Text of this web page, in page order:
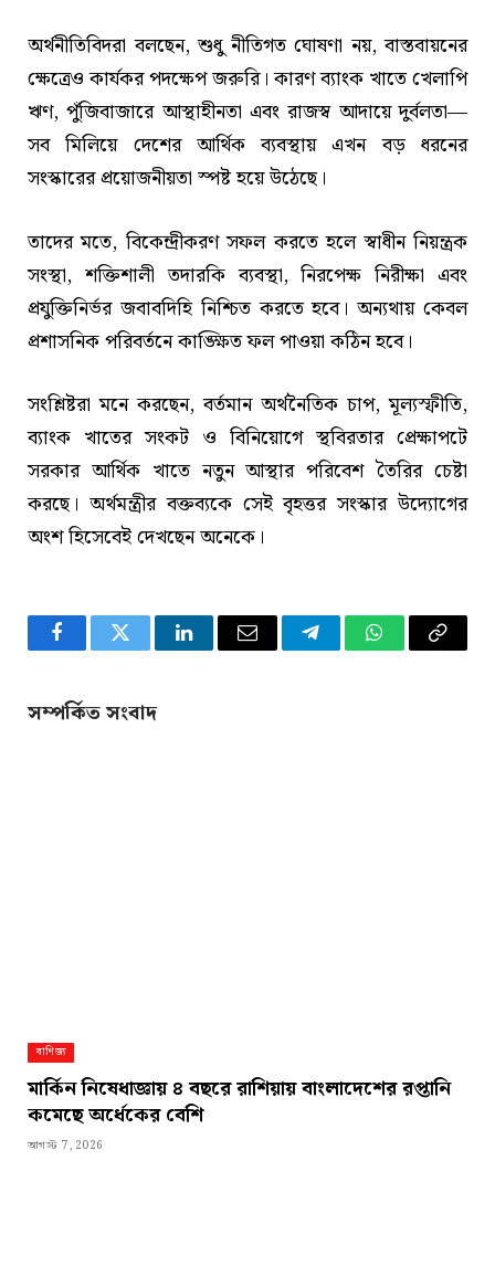
অর্থনীতিবিদরা বলছেন, শুধু নীতিগত ঘোষণা নয়, বাস্তবায়নের
ক্ষেত্রেও কার্যকর পদক্ষেপ জরুরি। কারণ ব্যাংক খাতে খেলাপি
ঋণ, পুঁজিবাজারে আস্থাহীনতা এবং রাজস্ব আদায়ে দুর্বলতা—
সব মিলিয়ে দেশের আর্থিক ব্যবস্থায় এখন বড় ধরনের
সংস্কারের প্রয়োজনীয়তা স্পষ্ট হয়ে উঠেছে।
তাদের মতে, বিকেন্দ্রীকরণ সফল করতে হলে স্বাধীন নিয়ন্ত্রক
সংস্থা, শক্তিশালী তদারকি ব্যবস্থা, নিরপেক্ষ নিরীক্ষা এবং
প্রযুক্তিনির্ভর জবাবদিহি নিশ্চিত করতে হবে। অন্যথায় কেবল
প্রশাসনিক পরিবর্তনে কাঙ্ক্ষিত ফল পাওয়া কঠিন হবে।
সংশ্লিষ্টরা মনে করছেন, বর্তমান অর্থনৈতিক চাপ, মূল্যস্ফীতি,
ব্যাংক খাতের সংকট ও বিনিয়োগে স্থবিরতার প্রেক্ষাপটে
সরকার আর্থিক খাতে নতুন আস্থার পরিবেশ তৈরির চেষ্টা
করছে। অর্থমন্ত্রীর বক্তব্যকে সেই বৃহত্তর সংস্কার উদ্যোগের
অংশ হিসেবেই দেখছেন অনেকে।
FacebookTwitter LinkedInEmail TelegramWhatsApp
Copy
সম্পর্কিত সংবাদ
বাণিজ্য
মার্কিন নিষেধাজ্ঞায় ৪ বছরে রাশিয়ায় বাংলাদেশের রপ্তানি
কমেছে অর্ধেকের বেশি
আগস্ট 7, 2026